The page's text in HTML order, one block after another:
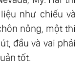
như chiếu và
nông, một thi
đầu và vai phải
tốt.